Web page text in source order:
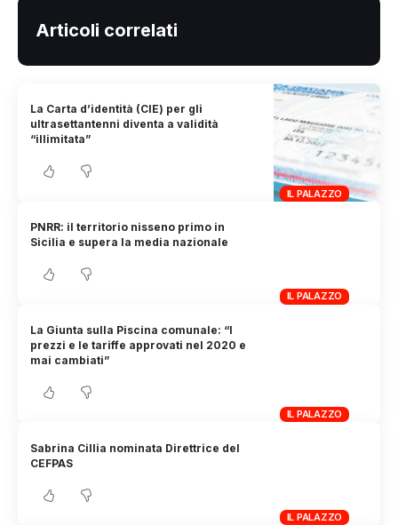
Articoli correlati
IL PALAZZO
La Carta d’identità (CIE) per gli
ultrasettantenni diventa a validità
“illimitata”
IL PALAZZO
PNRR: il territorio nisseno primo in
Sicilia e supera la media nazionale
IL PALAZZO
La Giunta sulla Piscina comunale: “I
prezzi e le tariffe approvati nel 2020 e
mai cambiati”
IL PALAZZO
Sabrina Cillia nominata Direttrice del
CEFPAS